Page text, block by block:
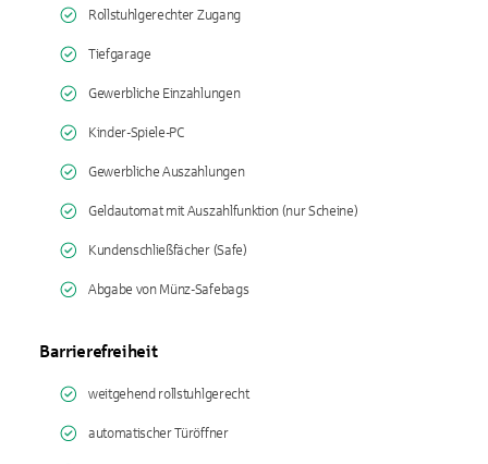
Rollstuhlgerechter Zugang
Tiefgarage
Gewerbliche Einzahlungen
Kinder-Spiele-PC
Gewerbliche Auszahlungen
Geldautomat mit Auszahlfunktion (nur Scheine)
Kundenschließfächer (Safe)
Abgabe von Münz-Safebags
Barrierefreiheit
weitgehend rollstuhlgerecht
automatischer Türöffner